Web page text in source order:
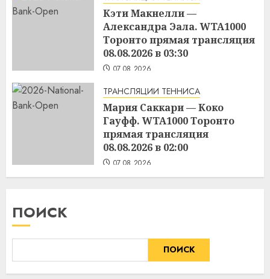
Кэти Макнелли —
Александра Эала. WTA1000
Торонто прямая трансляция
08.08.2026 в 03:30
07.08.2026
ТРАНСЛЯЦИИ ТЕННИСА
Мария Саккари — Коко
Гауфф. WTA1000 Торонто
прямая трансляция
08.08.2026 в 02:00
07.08.2026
ПОИСК
ПОИСК